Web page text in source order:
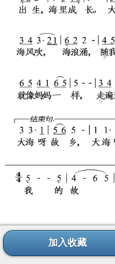
加入收藏